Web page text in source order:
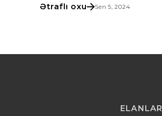
Ətraflı oxu Sen 5, 2024
ELANLAR